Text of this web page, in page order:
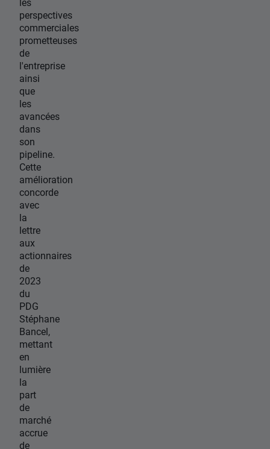
perspectives
commerciales
prometteuses
de
l'entreprise
ainsi
que
les
avancées
dans
son
pipeline.
Cette
amélioration
concorde
avec
la
lettre
aux
actionnaires
de
2023
du
PDG
Stéphane
Bancel,
mettant
en
lumière
la
part
de
marché
accrue
de